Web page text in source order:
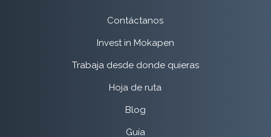
Contáctanos
Invest in Mokapen
Trabaja desde donde quieras
Hoja de ruta
Blog
Guía